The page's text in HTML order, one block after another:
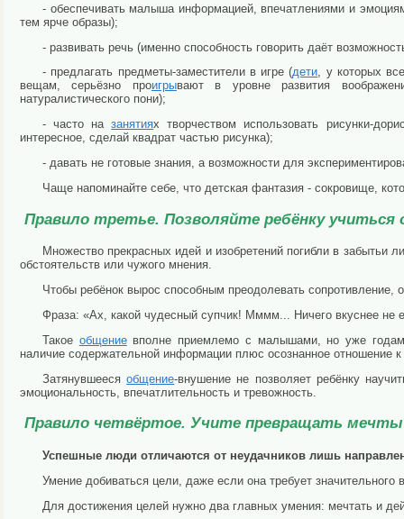
- обеспечивать малыша информацией, впечатлениями и
тем ярче образы);
- развивать речь (именно способность говорить даёт
- предлагать предметы-заместители в игре (дети, у которых
вещам, серьёзно проигрывают в уровне развития
натуралистического пони);
- часто назанятиях творчеством использовать рисунки-
интересное, сделай квадрат частью рисунка);
- давать не готовые знания, а возможности для
Чаще напоминайте себе, что детская фантазия - сокровище,
Правило третье. Позволяйте ребёнку
Множество прекрасных идей и изобретений погибли в забытьи
обстоятельств или чужого мнения.
Чтобы ребёнок вырос способным преодолевать сопротивление,
Фраза: «Ах, какой чудесный супчик! Мммм... Ничего вкуснее не
Такое общениевполне приемлемо с малышами, но уже
наличие содержательной информации плюс осознанное отношение к
Затянувшеесяобщение-внушение не позволяет ребёнку
эмоциональность, впечатлительность и тревожность.
Правило четвёртое. Учите превращать мечты
Успешные люди отличаются от неудачников лишь
Умение добиваться цели, даже если она требует
Для достижения целей нужно два главных умения: мечтать и